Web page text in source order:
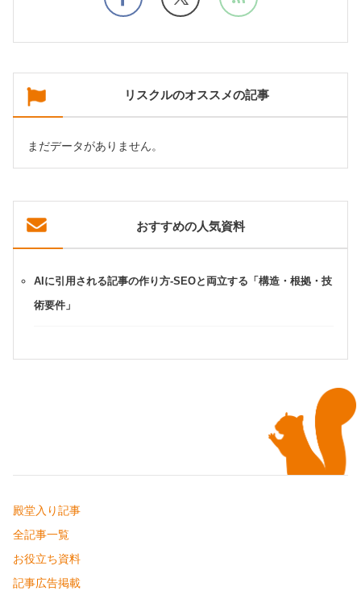
リスクルのオススメの記事
まだデータがありません。
おすすめの人気資料
AIに引用される記事の作り方-SEOと両立する「構造・根拠・技
術要件」
殿堂入り記事
全記事一覧
お役立ち資料
記事広告掲載